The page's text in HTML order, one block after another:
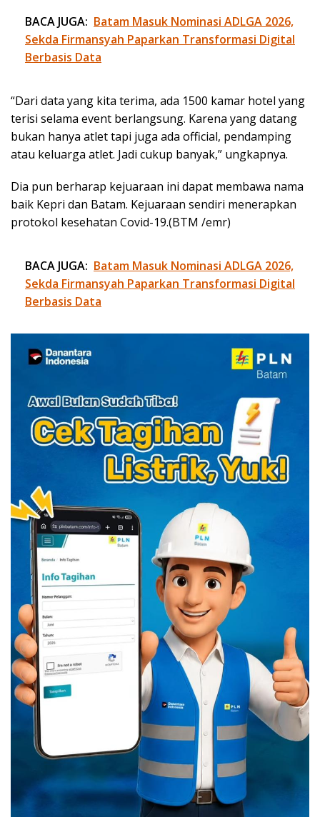
BACA JUGA: Batam Masuk Nominasi ADLGA 2026,
Sekda Firmansyah Paparkan Transformasi Digital
Berbasis Data
“Dari data yang kita terima, ada 1500 kamar hotel yang
terisi selama event berlangsung. Karena yang datang
bukan hanya atlet tapi juga ada official, pendamping
atau keluarga atlet. Jadi cukup banyak,” ungkapnya.
Dia pun berharap kejuaraan ini dapat membawa nama
baik Kepri dan Batam. Kejuaraan sendiri menerapkan
protokol kesehatan Covid-19.(BTM /emr)
BACA JUGA: Batam Masuk Nominasi ADLGA 2026,
Sekda Firmansyah Paparkan Transformasi Digital
Berbasis Data